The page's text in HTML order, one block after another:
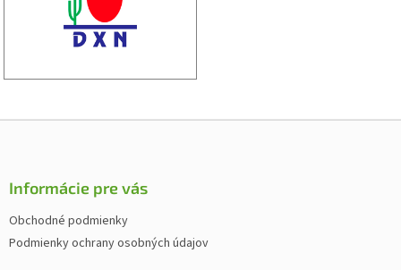
Z
Informácie pre vás
Obchodné podmienky
Podmienky ochrany osobných údajov